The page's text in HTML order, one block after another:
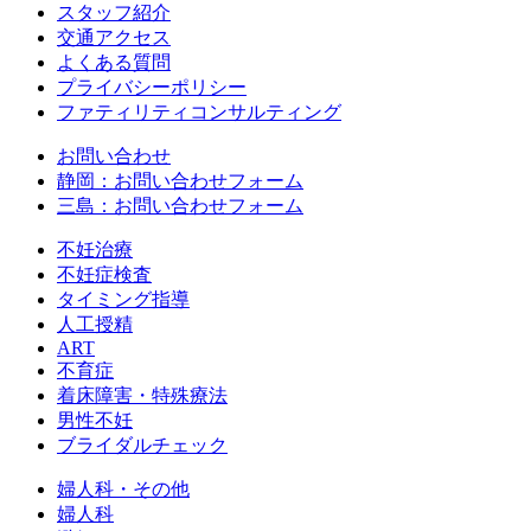
スタッフ紹介
交通アクセス
よくある質問
プライバシーポリシー
ファティリティコンサルティング
お問い合わせ
静岡：お問い合わせフォーム
三島：お問い合わせフォーム
不妊治療
不妊症検査
タイミング指導
人工授精
ART
不育症
着床障害・特殊療法
男性不妊
ブライダルチェック
婦人科・その他
婦人科